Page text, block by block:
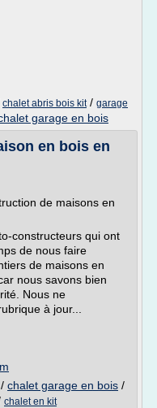
chalet abris bois kit/ garage
garage en bois
en bois en
de maisons en
constructeurs qui ont
de nous faire
de maisons en
nous savons bien
Nous ne
à jour...
chalet garage en bois /
chalet en kit